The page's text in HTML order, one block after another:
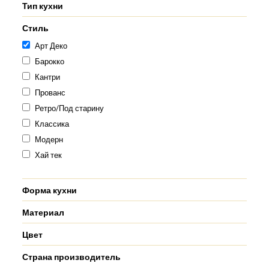
Тип кухни
Стиль
Арт Деко
Барокко
Кантри
Прованс
Ретро/Под старину
Классика
Модерн
Хай тек
Форма кухни
Материал
Цвет
Страна производитель